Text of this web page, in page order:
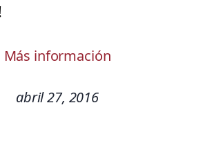
Más información
abril 27, 2016